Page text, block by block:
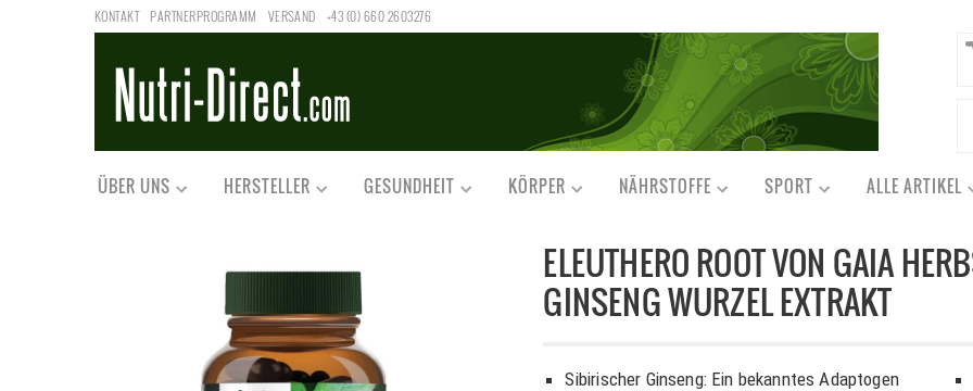
KONTAKT PARTNERPROGRAMM VERSAND +43 (0) 660 2603276
ÜBER UNS HERSTELLER GESUNDHEIT KÖRPER NÄHRSTOFFE SPORT ALLE ARTIKEL
ELEUTHERO ROOT VON GAIA
GINSENG WURZEL EXTRAKT
Sibirischer Ginseng: Ein bekanntes Adaptogen